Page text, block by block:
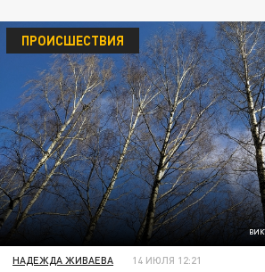
ПРОИСШЕСТВИЯ
НАДЕЖДА ЖИВАЕВА 14 ИЮЛЯ 12:21